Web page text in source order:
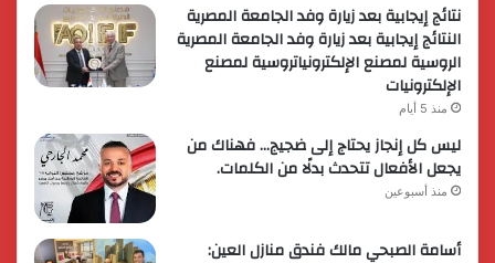
نتائج إيجابية بعد زيارة وفد الجامعة المصرية
النتائج إيجابية بعد زيارة وفد الجامعة المصرية
الروسية لمصنع الإلكترونياتروسية لمصنع
الإلكترونيات
منذ 5 أيام
ليس كل إنجاز يحتاج إلى ضجيج… فهناك من
يجعل الأفعال تتحدث بدلًا من الكلمات.
منذ أسبوعين
أسامة الصبحي مالك فندق منازل العين: